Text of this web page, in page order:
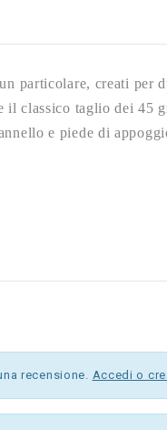
particolare, creati per
il classico taglio dei 45
e piede di
recensione. Accedi o